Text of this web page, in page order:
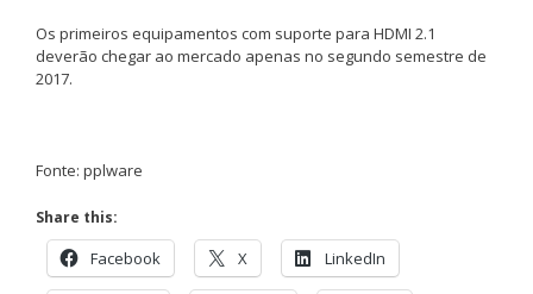
Os primeiros equipamentos com suporte para HDMI 2.1
deverão chegar ao mercado apenas no segundo semestre de
2017.
Fonte: pplware
Share this:
Facebook X LinkedIn